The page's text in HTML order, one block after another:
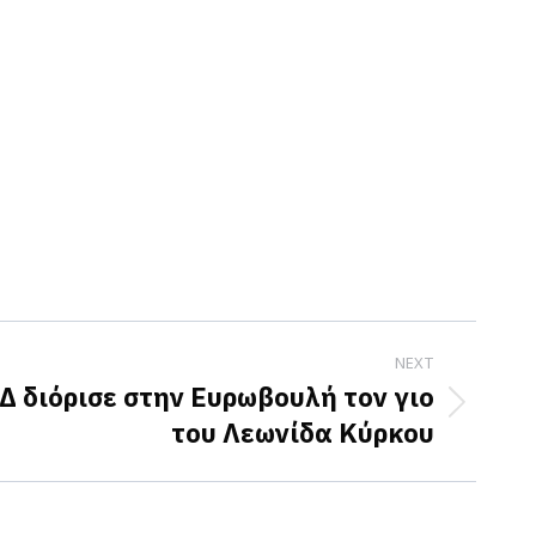
NEXT
διόρισε στην Ευρωβουλή τον γιο
του Λεωνίδα Κύρκου